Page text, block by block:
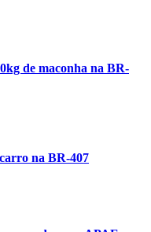
de maconha na BR-
na BR-407